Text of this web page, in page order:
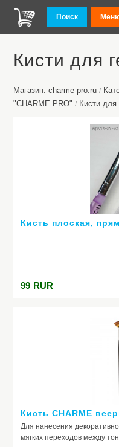
Поиск
Кисти для
Магазин: charme-pro.ru /
"CHARME PRO" / Кисти для
Кисть плоская,
99 RUR
Кисть CHARME
Для нанесения
мягких переходов между